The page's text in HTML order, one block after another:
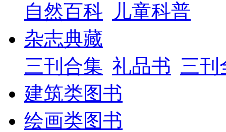
自然百科
儿童科普
杂志典藏
三刊合集 礼品书 三刊
建筑类图书
绘画类图书